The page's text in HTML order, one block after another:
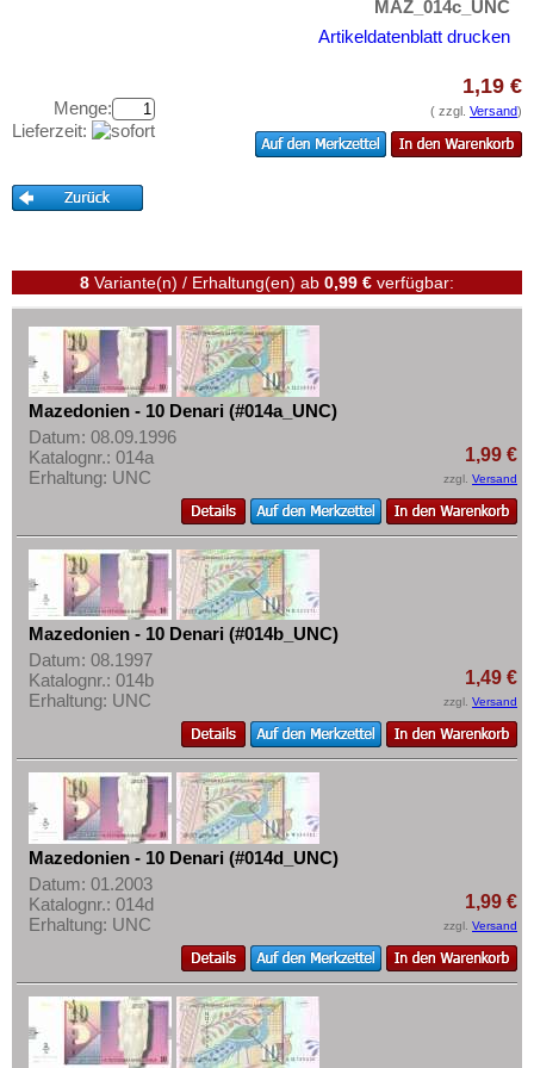
Österreich
Polen
Portugal
Rumänien
Saarland
San Marino
Schottland
Schweden
Schweiz
Serbien
Slowenien
Spanien
Spitzbergen
Tatarstan
Transnistrien
Tschechische Republik
Tschechoslowakei
Türkei
Ukraine
Ungarn
Vatikan
Weissrussland
Aufbewahrung
Ihre Bewertungen
Informationen
Preislisten
Ankauf
Erhaltungsgrade
Gratisbanknoten
FAQ
Mehr über...
Zahlungsbedingungen
Privatsphäre und Datenschutz
Widerrufsbelehrung
Liefer- und Versandkosten
Impressum
MAZ_014c_UNC
Artikeldatenblatt drucken
Menge:
Lieferzeit:
1,19 €
( zzgl. Versand)
8 Variante(n) / Erhaltung(en) ab 0,99 € verfügbar:
Mazedonien - 10 Denari (#014a_UNC)
Datum: 08.09.1996
Katalognr.: 014a
Erhaltung: UNC
1,99 €
zzgl. Versand
Mazedonien - 10 Denari (#014b_UNC)
Datum: 08.1997
Katalognr.: 014b
Erhaltung: UNC
1,49 €
zzgl. Versand
Mazedonien - 10 Denari (#014d_UNC)
Datum: 01.2003
Katalognr.: 014d
Erhaltung: UNC
1,99 €
zzgl. Versand